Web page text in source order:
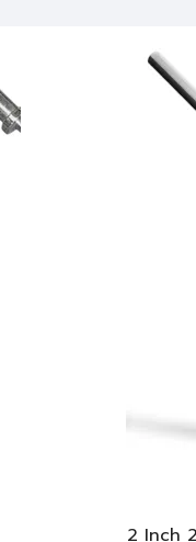
2 Inch